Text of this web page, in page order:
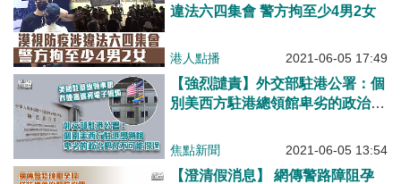
違法六四集會 警方拘至少4男2女
港人點播 2021-06-05 17:49
【強烈譴責】外交部駐港公署：個
別美西方駐港總領館卑劣的政治把
焦點新聞 2021-06-05 13:54
【澄清假消息】 網傳警路障阻孕